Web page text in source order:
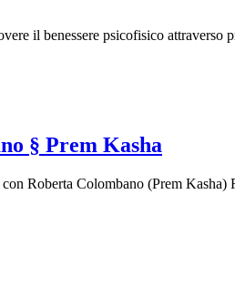
il benessere psicofisico
§ Prem Kasha
Roberta Colombano (Prem